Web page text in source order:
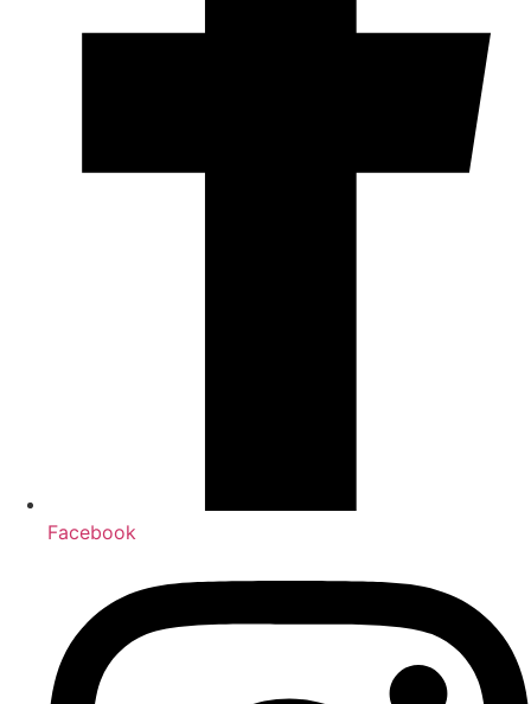
Facebook